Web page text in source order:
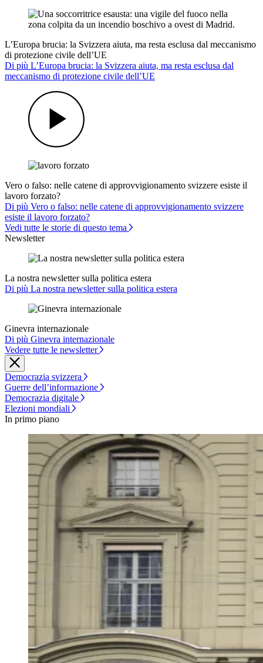
L’Europa brucia: la Svizzera aiuta, ma resta esclusa dal meccanismo
di protezione civile dell’UE
Di più L’Europa brucia: la Svizzera aiuta, ma resta esclusa dal
meccanismo di protezione civile dell’UE
Vero o falso: nelle catene di approvvigionamento svizzere esiste il
lavoro forzato?
Di più Vero o falso: nelle catene di approvvigionamento svizzere
esiste il lavoro forzato?
Vedi tutte le storie di questo tema
Newsletter
La nostra newsletter sulla politica estera
Di più La nostra newsletter sulla politica estera
Ginevra internazionale
Di più Ginevra internazionale
Vedere tutte le newsletter
Democrazia svizzera
Guerre dell’informazione
Democrazia digitale
Elezioni mondiali
In primo piano